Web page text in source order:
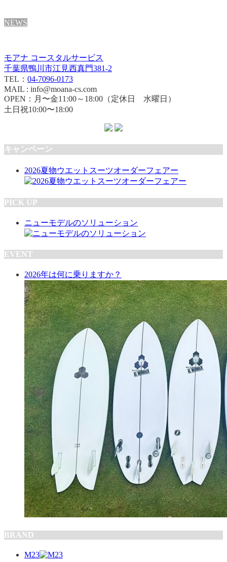
NEWS
モアナ コースタルサービス
千葉県鴨川市江見西真門381-2
TEL： 04-7096-0173
MAIL : info@moana-cs.com
OPEN：月〜金11:00～18:00（定休日 水曜日）
土日祝10:00〜18:00
キャンペーン
2026夏物ウエットスーツオーダーフェアー
PICK UP
ニューモデルのソリューション
EVENT
2026年は何に乗りますか？
BRAND
M23